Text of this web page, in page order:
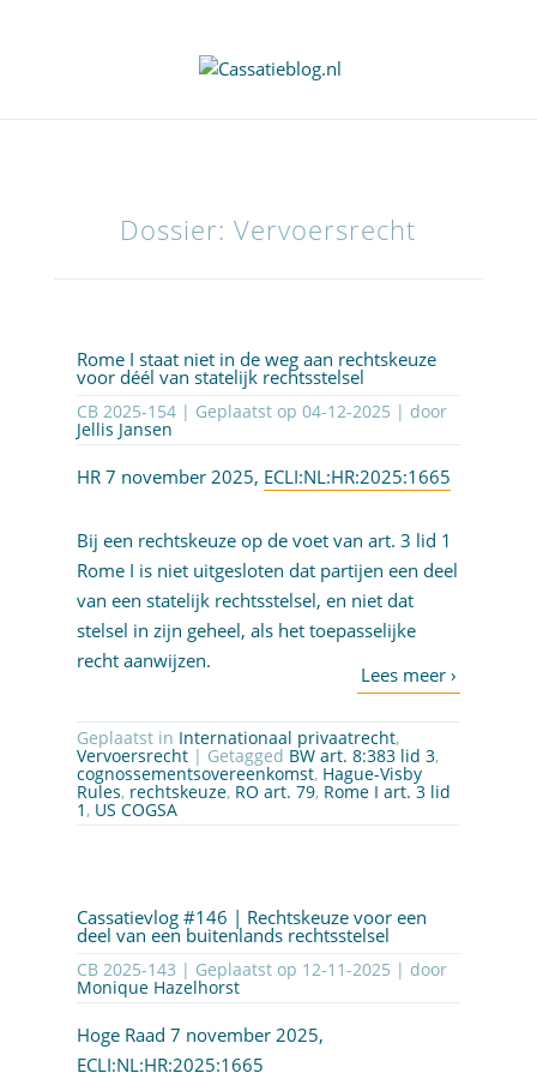
Dossier: Vervoersrecht
Rome I staat niet in de weg aan rechtskeuze
voor déél van statelijk rechtsstelsel
CB 2025-154 | Geplaatst op 04-12-2025 | door
Jellis Jansen
HR 7 november 2025, ECLI:NL:HR:2025:1665
Bij een rechtskeuze op de voet van art. 3 lid 1
Rome I is niet uitgesloten dat partijen een deel
van een statelijk rechtsstelsel, en niet dat
stelsel in zijn geheel, als het toepasselijke
recht aanwijzen.
Geplaatst in Internationaal privaatrecht,
Vervoersrecht | Getagged BW art. 8:383 lid 3,
cognossementsovereenkomst, Hague-Visby
Rules, rechtskeuze, RO art. 79, Rome I art. 3 lid
1 , US COGSA
Cassatievlog #146 | Rechtskeuze voor een
deel van een buitenlands rechtsstelsel
CB 2025-143 | Geplaatst op 12-11-2025 | door
Monique Hazelhorst
Hoge Raad 7 november 2025,
ECLI:NL:HR:2025:1665